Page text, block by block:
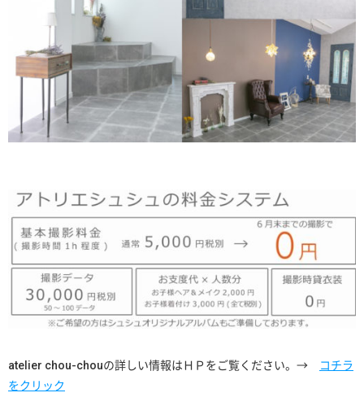
atelier chou-chouの詳しい情報はＨＰをご覧ください。→
コチラ
をクリック